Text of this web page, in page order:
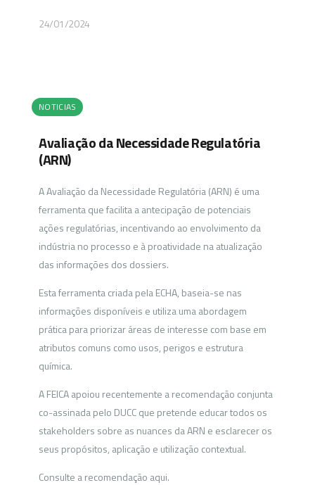
24/01/2024
NOTICIAS
Avaliação da Necessidade Regulatória
(ARN)
A Avaliação da Necessidade Regulatória (ARN) é uma
ferramenta que facilita a antecipação de potenciais
ações regulatórias, incentivando ao envolvimento da
indústria no processo e à proatividade na atualização
das informações dos dossiers.
Esta ferramenta criada pela ECHA, baseia-se nas
informações disponíveis e utiliza uma abordagem
prática para priorizar áreas de interesse com base em
atributos comuns como usos, perigos e estrutura
química.
A FEICA apoiou recentemente a recomendação conjunta
co-assinada pelo DUCC que pretende educar todos os
stakeholders sobre as nuances da ARN e esclarecer os
seus propósitos, aplicação e utilização contextual.
Consulte a recomendação aqui.